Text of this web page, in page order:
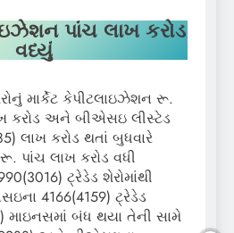
પાંચ લાખ કરોડ
વધ્યું
માર્કેટ કેપીટલાઇઝેશન રૂ.
કરોડ અને બીએસઇ લીસ્ટેડ
લાખ કરોડ થતાં બુધવારે
રૂ. પાંચ લાખ કરોડ વધી
ટ્રેડેડ શેરોમાંથી
4166(4159) ટ્રેડેડ
માઇનસમાં બંધ થયા તેની સામે